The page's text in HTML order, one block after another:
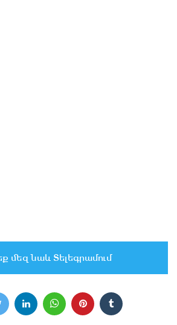
մեզ նաև Տելեգրամում